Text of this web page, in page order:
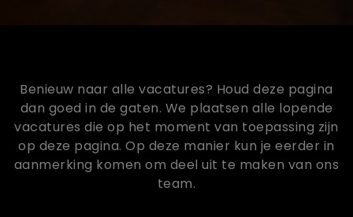
Benieuw naar alle vacatures? Houd deze pagina
dan goed in de gaten. We plaatsen alle lopende
vacatures die op het moment van toepassing zijn
op deze pagina. Op deze manier kun je eerder in
aanmerking komen om deel uit te maken van ons
team.